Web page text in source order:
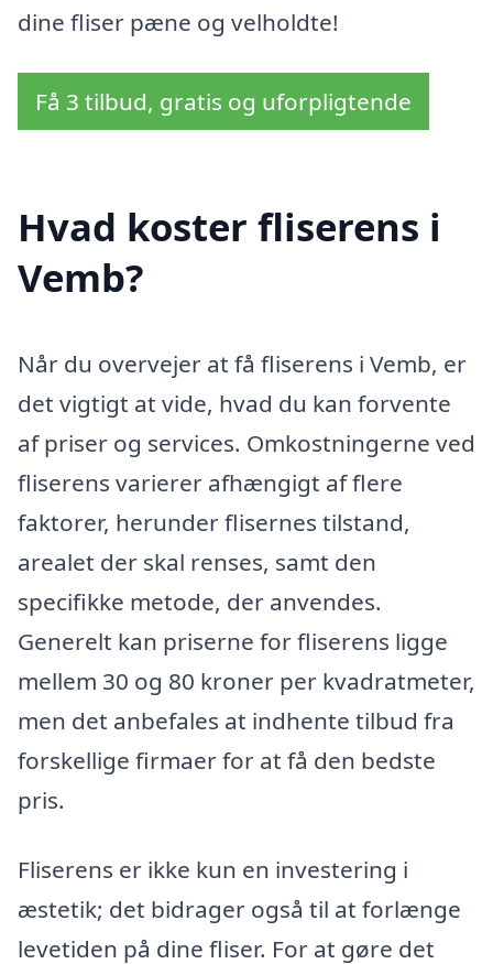
dine fliser pæne og velholdte!
Få 3 tilbud, gratis og uforpligtende
Hvad koster fliserens i
Vemb?
Når du overvejer at få fliserens i Vemb, er
det vigtigt at vide, hvad du kan forvente
af priser og services. Omkostningerne ved
fliserens varierer afhængigt af flere
faktorer, herunder flisernes tilstand,
arealet der skal renses, samt den
specifikke metode, der anvendes.
Generelt kan priserne for fliserens ligge
mellem 30 og 80 kroner per kvadratmeter,
men det anbefales at indhente tilbud fra
forskellige firmaer for at få den bedste
pris.
Fliserens er ikke kun en investering i
æstetik; det bidrager også til at forlænge
levetiden på dine fliser. For at gøre det